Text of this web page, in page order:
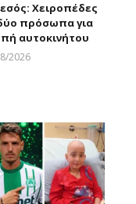
Χειροπέδες
πρόσωπα για
αυτοκινήτου
2026